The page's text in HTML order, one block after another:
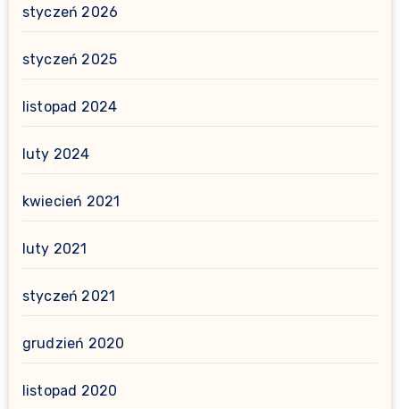
styczeń 2026
styczeń 2025
listopad 2024
luty 2024
kwiecień 2021
luty 2021
styczeń 2021
grudzień 2020
listopad 2020